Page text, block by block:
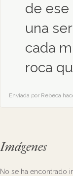
de ese
una
cada
roca
Enviada por Rebeca
Imágenes
No se ha encontrado